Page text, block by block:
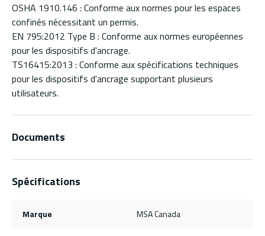
OSHA 1910.146 : Conforme aux normes pour les espaces
confinés nécessitant un permis.
EN 795:2012 Type B : Conforme aux normes européennes
pour les dispositifs d'ancrage.
TS16415:2013 : Conforme aux spécifications techniques
pour les dispositifs d'ancrage supportant plusieurs
utilisateurs.
Documents
Spécifications
Marque MSA Canada